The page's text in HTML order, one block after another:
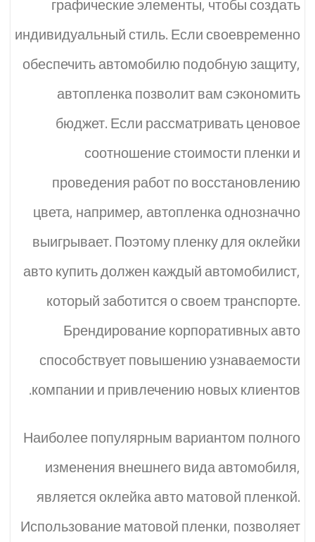
индивидуальный стиль. Если своевременно
обеспечить автомобилю подобную защиту,
автопленка позволит вам сэкономить
бюджет. Если рассматривать ценовое
соотношение стоимости пленки и
проведения работ по восстановлению
цвета, например, автопленка однозначно
выигрывает. Поэтому пленку для оклейки
авто купить должен каждый автомобилист,
который заботится о своем транспорте.
Брендирование корпоративных авто
способствует повышению узнаваемости
компании и привлечению новых клиентов.
Наиболее популярным вариантом полного
изменения внешнего вида автомобиля,
является оклейка авто матовой пленкой.
Использование матовой пленки, позволяет